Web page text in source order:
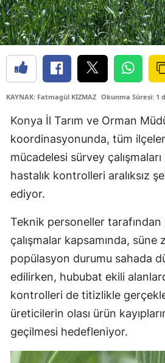
KAYNAK: Fatmagül KIZMAZ Okunma Süresi: 1
Konya İl Tarım ve Orman
koordinasyonunda, tüm
mücadelesi sürvey
hastalık kontrolleri aralıksız
ediyor.
Teknik personeller tarafından
çalışmalar kapsamında, süne
popülasyon durumu sahada
edilirken, hububat ekili
kontrolleri de titizlikle
üreticilerin olası ürün
geçilmesi hedefleniyor.